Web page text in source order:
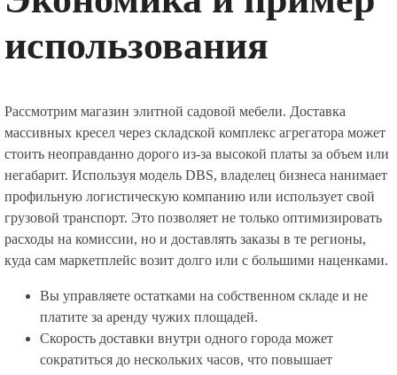
использования
Рассмотрим магазин элитной садовой мебели. Доставка
массивных кресел через складской комплекс агрегатора может
стоить неоправданно дорого из-за высокой платы за объем или
негабарит. Используя модель DBS, владелец бизнеса нанимает
профильную логистическую компанию или использует свой
грузовой транспорт. Это позволяет не только оптимизировать
расходы на комиссии, но и доставлять заказы в те регионы,
куда сам маркетплейс возит долго или с большими наценками.
Вы управляете остатками на собственном складе и не
платите за аренду чужих площадей.
Скорость доставки внутри одного города может
сократиться до нескольких часов, что повышает